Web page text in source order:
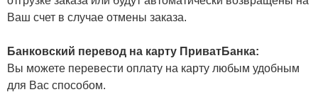
Ваш счет в случае отмены заказа.
Банковский перевод на карту ПриватБанка:
Вы можете перевести оплату на карту любым удобным
для Вас способом.